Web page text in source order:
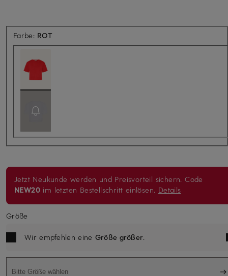
Farbe: ROT
Jetzt Neukunde werden und Preisvorteil sichern. Code
NEW20 im letzten Bestellschritt einlösen. Details
Größe
Wir empfehlen eine Größe größer.
Bitte Größe wählen